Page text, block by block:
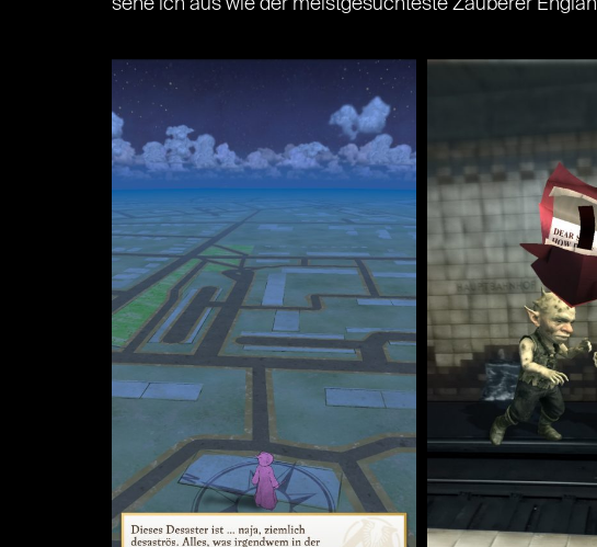
sehe ich aus wie der meistgesuchteste Zauberer